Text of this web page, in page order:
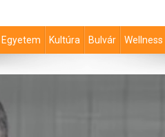
Egyetem Kultúra Bulvár Wellness